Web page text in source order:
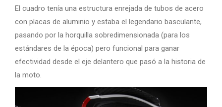
El cuadro tenía una estructura enrejada de tubos de acero
con placas de aluminio y estaba el legendario basculante,
pasando por la horquilla sobredimensionada (para los
estándares de la época) pero funcional para ganar
efectividad desde el eje delantero que pasó a la historia de
la moto.